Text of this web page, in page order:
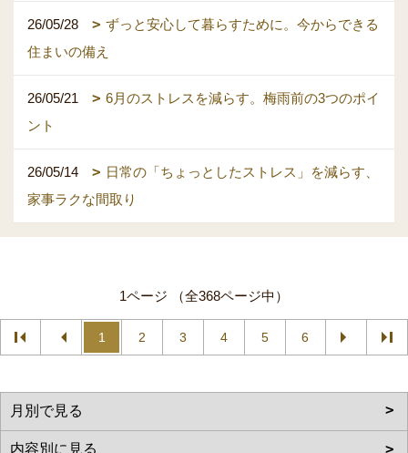
26/05/28
ずっと安心して暮らすために。今からできる
住まいの備え
26/05/21
6月のストレスを減らす。梅雨前の3つのポイ
ント
26/05/14
日常の「ちょっとしたストレス」を減らす、
家事ラクな間取り
1ページ （全368ページ中）
1 2 3 4 5 6